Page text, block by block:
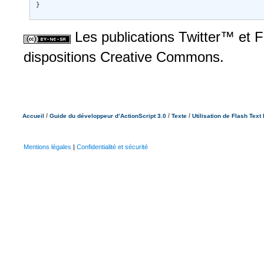
}
Les publications Twitter™ et
dispositions Creative Commons.
Accueil / Guide du développeur d’ActionScript 3.0 / Texte / Utilisation de Flash Text
Mentions légales | Confidentialité et sécurité